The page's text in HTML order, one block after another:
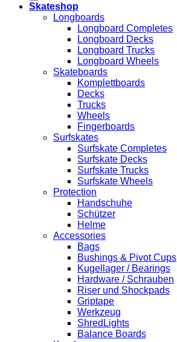
Skateshop
Longboards
Longboard Completes
Longboard Decks
Longboard Trucks
Longboard Wheels
Skateboards
Komplettboards
Decks
Trucks
Wheels
Fingerboards
Surfskates
Surfskate Completes
Surfskate Decks
Surfskate Trucks
Surfskate Wheels
Protection
Handschuhe
Schützer
Helme
Accessories
Bags
Bushings & Pivot Cups
Kugellager / Bearings
Hardware / Schrauben
Riser und Shockpads
Griptape
Werkzeug
ShredLights
Balance Boards